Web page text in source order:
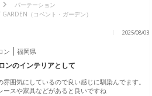
パーテーション
GARDEN（コベント・ガーデン）
2025/08/03
ン 福岡県
ンのインテリアとして
囲気にしているので良い感じに馴染んでます。
ースや家具などがあると良いですね